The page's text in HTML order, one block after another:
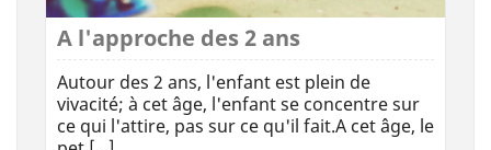
A l'approche des 2 ans
Autour des 2 ans, l'enfant est plein de
vivacité; à cet âge, l'enfant se concentre sur
ce qui l'attire, pas sur ce qu'il fait.A cet âge, le